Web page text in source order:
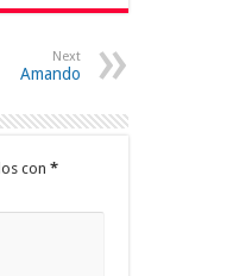
Next
Amando
con *